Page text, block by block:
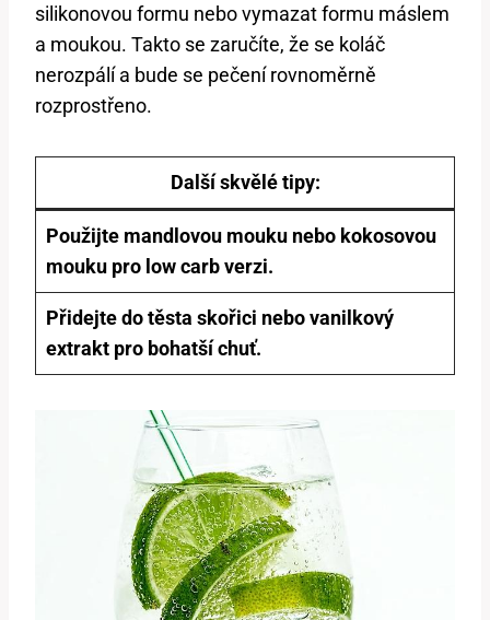
silikonovou formu nebo vymazat formu máslem
a moukou. Takto se zaručíte, že⁣ se koláč
nerozpálí a bude se pečení rovnoměrně
rozprostřeno.
Další skvělé⁤ tipy:
Použijte mandlovou mouku nebo kokosovou
mouku pro low‍ carb verzi.
Přidejte do těsta skořici nebo ⁤vanilkový
extrakt pro bohatší chuť.